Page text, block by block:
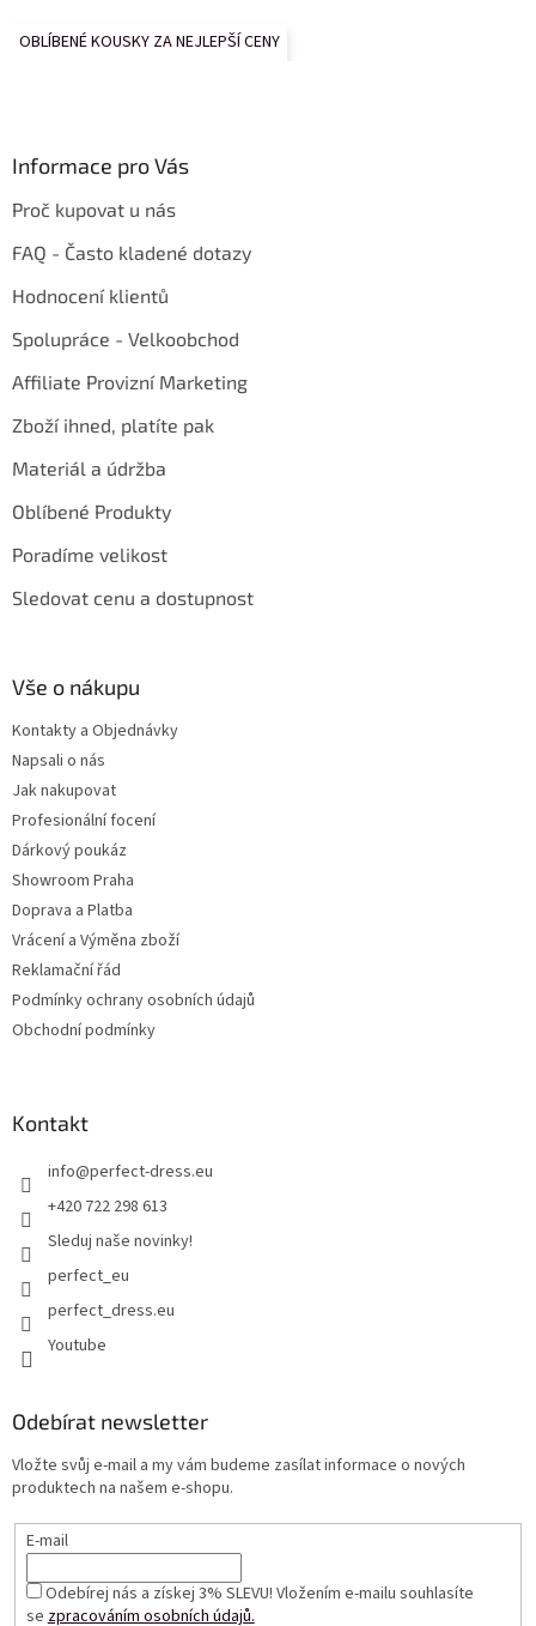
OBLÍBENÉ KOUSKY ZA NEJLEPŠÍ CENY
Informace pro Vás
Proč kupovat u nás
FAQ - Často kladené dotazy
Hodnocení klientů
Spolupráce - Velkoobchod
Affiliate Provizní Marketing
Zboží ihned, platíte pak
Materiál a údržba
Oblíbené Produkty
Poradíme velikost
Sledovat cenu a dostupnost
Vše o nákupu
Kontakty a Objednávky
Napsali o nás
Jak nakupovat
Profesionální focení
Dárkový poukáz
Showroom Praha
Doprava a Platba
Vrácení a Výměna zboží
Reklamační řád
Podmínky ochrany osobních údajů
Obchodní podmínky
Kontakt
info@perfect-dress.eu
+420 722 298 613
Sleduj naše novinky!
perfect_eu
perfect_dress.eu
Youtube
Odebírat newsletter
Vložte svůj e-mail a my vám budeme zasílat informace o nových
produktech na našem e-shopu.
E-mail
Odebírej nás a získej 3% SLEVU! Vložením e-mailu souhlasíte
sezpracováním osobních údajů.